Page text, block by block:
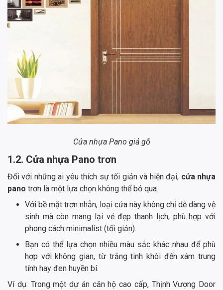
Cửa nhựa Pano giả gỗ
1.2. Cửa nhựa Pano trơn
Đối với những ai yêu thích sự tối giản và hiện đại, cửa nhựa
pano trơn là một lựa chọn không thể bỏ qua.
Với bề mặt trơn nhẵn, loại cửa này không chỉ dễ dàng vệ
sinh mà còn mang lại vẻ đẹp thanh lịch, phù hợp với
phong cách minimalist (tối giản).
Bạn có thể lựa chọn nhiều màu sắc khác nhau để phù
hợp với không gian, từ trắng tinh khôi đến xám trung
tính hay đen huyền bí.
Ví dụ: Trong một dự án căn hộ cao cấp, Thịnh Vượng Door